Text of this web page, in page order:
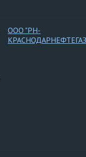
ООО "РН-